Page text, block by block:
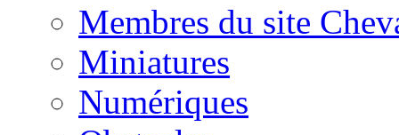
Membres du site
Miniatures
Numériques